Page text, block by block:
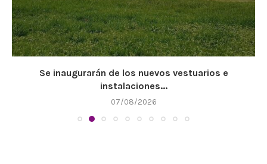
Se inaugurarán de los nuevos vestuarios e
instalaciones...
07/08/2026